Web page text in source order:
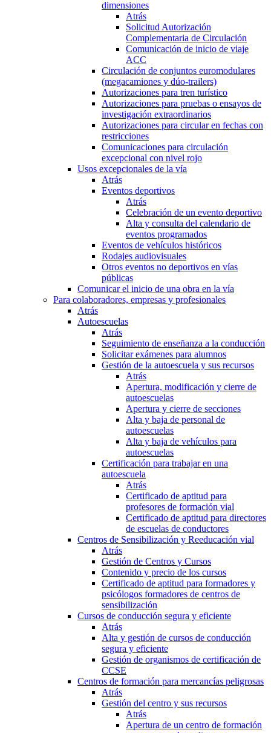
dimensiones
Atrás
Solicitud Autorización
Complementaria de Circulación
Comunicación de inicio de viaje
ACC
Circulación de conjuntos euromodulares
(megacamiones y dúo-trailers)
Autorizaciones para tren turístico
Autorizaciones para pruebas o ensayos de
investigación extraordinarios
Autorizaciones para circular en fechas con
restricciones
Comunicaciones para circulación
excepcional con nivel rojo
Usos excepcionales de la vía
Atrás
Eventos deportivos
Atrás
Celebración de un evento deportivo
Alta y consulta del calendario de
eventos programados
Eventos de vehículos históricos
Rodajes audiovisuales
Otros eventos no deportivos en vías
públicas
Comunicar el inicio de una obra en la vía
Para colaboradores, empresas y profesionales
Atrás
Autoescuelas
Atrás
Seguimiento de enseñanza a la conducción
Solicitar exámenes para alumnos
Gestión de la autoescuela y sus recursos
Atrás
Apertura, modificación y cierre de
autoescuelas
Apertura y cierre de secciones
Alta y baja de personal de
autoescuelas
Alta y baja de vehículos para
autoescuelas
Certificación para trabajar en una
autoescuela
Atrás
Certificado de aptitud para
profesores de formación vial
Certificado de aptitud para directores
de escuelas de conductores
Centros de Sensibilización y Reeducación vial
Atrás
Gestión de Centros y Cursos
Contenido y precio de los cursos
Certificado de aptitud para formadores y
psicólogos formadores de centros de
sensibilización
Cursos de conducción segura y eficiente
Atrás
Alta y gestión de cursos de conducción
segura y eficiente
Gestión de organismos de certificación de
CCSE
Centros de formación para mercancías peligrosas
Atrás
Gestión del centro y sus recursos
Atrás
Apertura de un centro de formación